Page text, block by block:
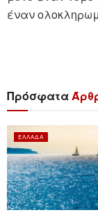
έναν
Πρόσφατα
ΕΛΛΆΔΑ